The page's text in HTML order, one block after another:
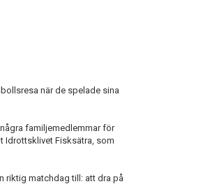
när de spelade sina
familjemedlemmar för
Idrottsklivet Fisksätra, som
riktig matchdag till: att dra på